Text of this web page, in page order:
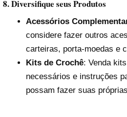
8. Diversifique seus Produtos
Acessórios
considere fazer outros
carteiras, porta-moedas e
Kits de Crochê: Venda
necessários e instruções
possam fazer suas